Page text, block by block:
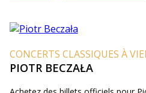
CONCERTS CLASSIQUES À
PIOTR BECZAŁA